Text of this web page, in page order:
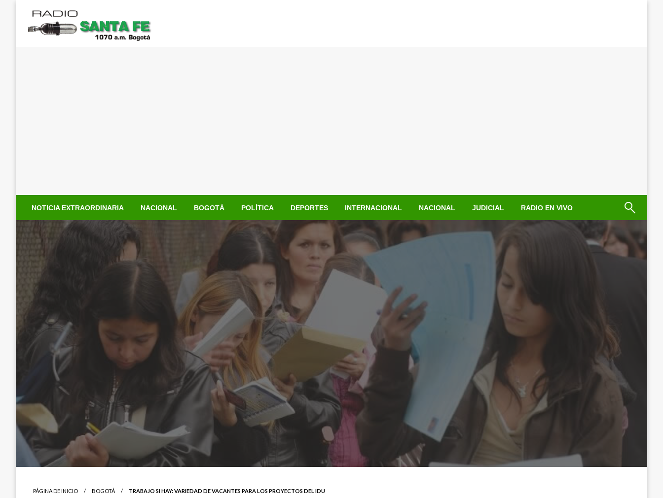
contenido
NOTICIA EXTRAORDINARIA NACIONAL BOGOTÁ POLÍTICA DEPORTES INTERNACIONAL NACIONAL JUDICIAL RADIO EN VIVO
PÁGINA DE INICIO BOGOTÁ TRABAJO SI HAY: VARIEDAD DE VACANTES PARA LOS PROYECTOS DEL IDU